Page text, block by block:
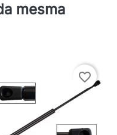
mesma
favorite_border